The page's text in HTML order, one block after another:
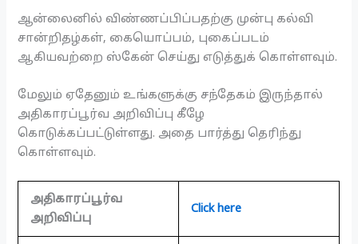
ஆன்லைனில் விண்ணப்பிப்பதற்கு முன்பு கல்வி
சான்றிதழ்கள், கையொப்பம், புகைப்படம்
ஆகியவற்றை ஸ்கேன் செய்து எடுத்துக் கொள்ளவும்.
மேலும் ஏதேனும் உங்களுக்கு சந்தேகம் இருந்தால்
அதிகாரப்பூர்வ அறிவிப்பு கீழே
கொடுக்கப்பட்டுள்ளது. அதை பார்த்து தெரிந்து
கொள்ளவும்.
அதிகாரப்பூர்வ
அறிவிப்பு
Click here